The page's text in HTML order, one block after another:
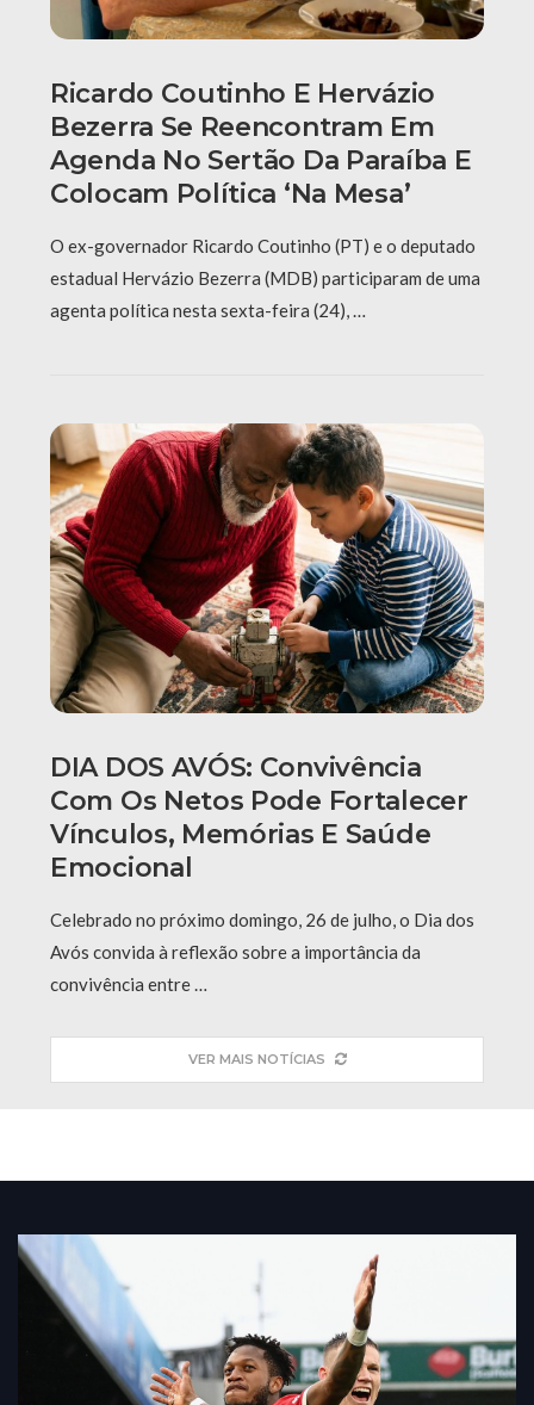
Ricardo Coutinho E Hervázio
Bezerra Se Reencontram Em
Agenda No Sertão Da Paraíba E
Colocam Política ‘na Mesa’
O ex-governador Ricardo Coutinho (PT) e o deputado
estadual Hervázio Bezerra (MDB) participaram de uma
agenta política nesta sexta-feira (24), …
DIA DOS AVÓS: Convivência
Com Os Netos Pode Fortalecer
Vínculos, Memórias E Saúde
Emocional
Celebrado no próximo domingo, 26 de julho, o Dia dos
Avós convida à reflexão sobre a importância da
convivência entre …
VER MAIS NOTÍCIAS